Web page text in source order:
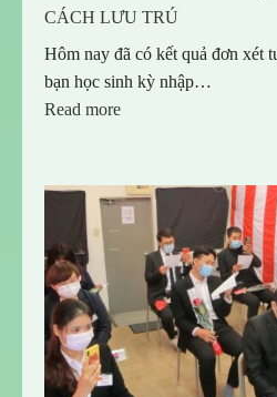
CÁCH LƯU TRÚ
Hôm nay đã có kết quả đơn xét
bạn học sinh kỳ nhập…
Read more:
100%
CÁC
BẠN
ĐÃ
TƯ
CÁCH
LƯU